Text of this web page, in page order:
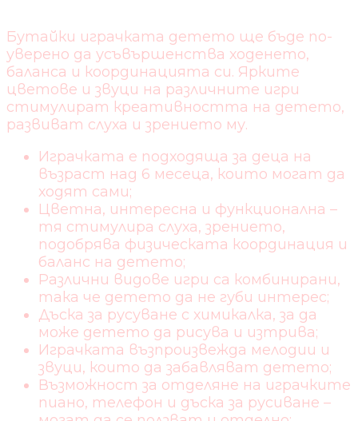
Бутайки играчката детето ще бъде по-
уверено да усъвършенства ходенето,
баланса и координацията си. Ярките
цветове и звуци на различните игри
стимулират креативността на детето,
развиват слуха и зрението му.
Играчката е подходяща за деца на
възраст над 6 месеца, които могат да
ходят сами;
Цветна, интересна и функционална –
тя стимулира слуха, зрението,
подобрява физическата координация и
баланс на детето;
Различни видове игри са комбинирани,
така че детето да не губи интерес;
Дъска за русуване с химикалка, за да
може детето да рисува и изтрива;
Играчката възпроизвежда мелодии и
звуци, които да забавляват детето;
Възможност за отделяне на играчките
пиано, телефон и дъска за русиване –